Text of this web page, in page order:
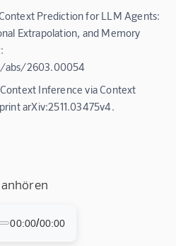
Prediction for LLM Agents:
Extrapolation, and Memory
abs/2603.00054
Inference via Context
arXiv:2511.03475v4.
00:00/00:00